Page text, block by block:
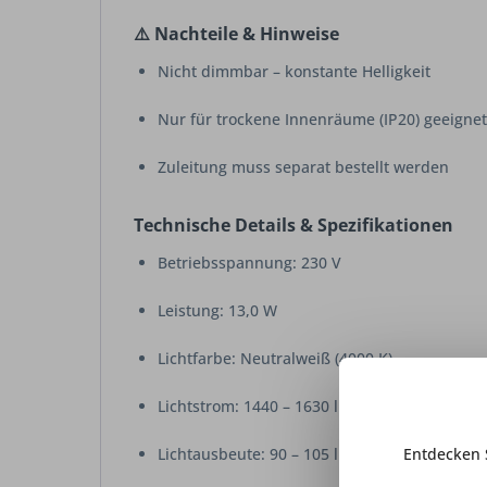
⚠️ Nachteile & Hinweise
Nicht dimmbar – konstante Helligkeit
Nur für trockene Innenräume (IP20) geeignet
Zuleitung muss separat bestellt werden
Technische Details & Spezifikationen
Betriebsspannung: 230 V
Leistung: 13,0 W
Lichtfarbe: Neutralweiß (4000 K)
Lichtstrom: 1440 – 1630 lm
Lichtausbeute: 90 – 105 lm/W Entdecken